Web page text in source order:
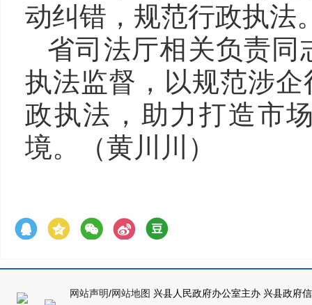
动纠错，规范行政执法
省司法厅相关负责同
执法监督，以规范涉
政执法，助力打造市
境。（黄川川）
网站声明/网站地图 兴县人民政府办公室主办 兴县政府